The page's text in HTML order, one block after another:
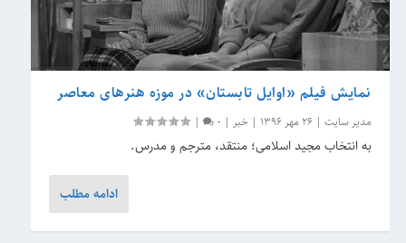
نمایش فیلم «اوایل تابستان» در موزه هنرهای معاصر
مدیر سایت |26 مهر 1396 | خبر |
0
|
به انتخاب مجید اسلامی؛ منتقد، مترجم و مدرس.
ادامه مطلب